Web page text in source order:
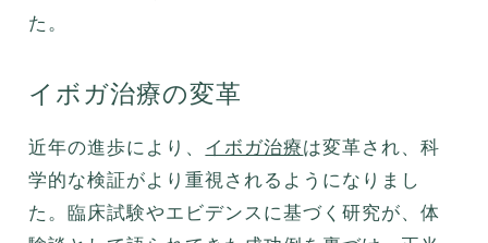
た。
イボガ治療の変革
近年の進歩により、 イボガ治療は変革され、科
学的な検証がより重視されるようになりまし
た。臨床試験やエビデンスに基づく研究が、体